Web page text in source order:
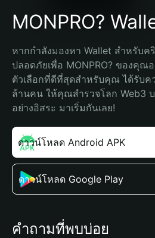
MONPRO?
หากกำลังมองหา Wallet สำหรับค
ปลอดภัยเพื่อ MONPRO? ของคุณ
ตัวเลือกที่ดีที่สุดสำหรับคุณ ได้รับค
ล้านคน ให้คุณสำรวจโลก Web3
อย่างอิสระ มาเริ่มกันเลย!
ดาวน์โหลด Android APK
ดาวน์โหลด Google Play
คำถามที่พบบ่อย